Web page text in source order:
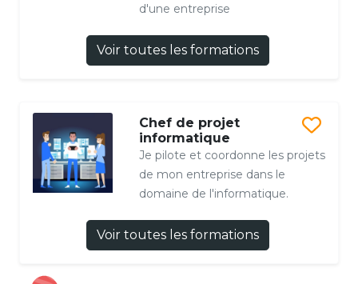
d'une entreprise
Voir toutes les formations
Chef de projet
informatique
Je pilote et coordonne les projets
de mon entreprise dans le
domaine de l'informatique.
Voir toutes les formations